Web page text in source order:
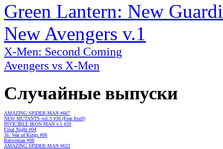
Green Lantern: New
New Avengers v.1
X-Men: Second Coming
Avengers vs X-Men
Случайные выпуски
AMAZING SPIDER-MAN #667
NEW MUTANTS vol.3 #30 (Fear Itself)
INVICIBLE IRON MAN v.5 #20
Final Night #04
36. War of Kings #06
Batwoman #08
AMAZING SPIDER-MAN #632